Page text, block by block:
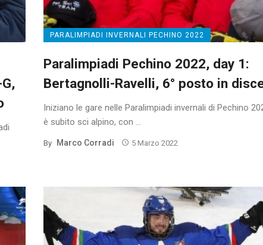
PARALIMPIADI INVERNALI PECHINO 2022
Paralimpiadi Pechino 2022, day 1:
Bertagnolli-Ravelli, 6° posto in
Iniziano le gare nelle Paralimpiadi invernali di Pechino
è subito sci alpino, con ...
By Marco Corradi 5 Marzo 2022